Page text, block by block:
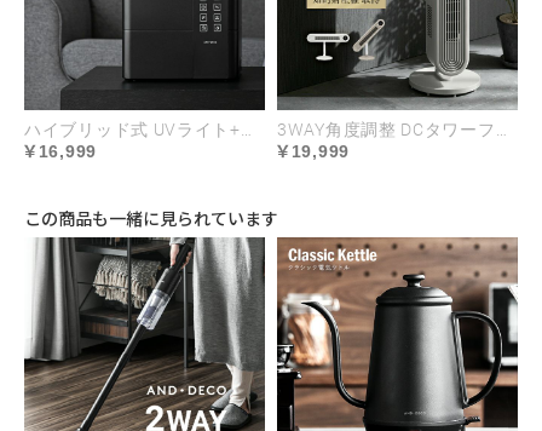
ハイブリッド式 UVライト+ヒーター除菌機能付き
16,999
3WAY角度調整 DCタワーファン
19,999
この商品も一緒に見られています